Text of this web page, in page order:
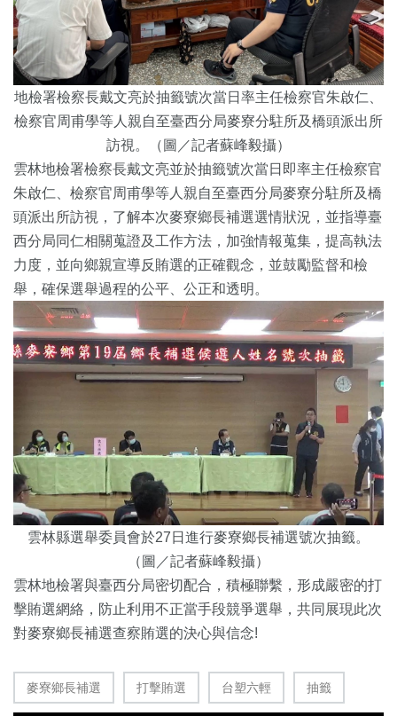
地檢署檢察長戴文亮於抽籤號次當日率主任檢察官朱啟仁、
檢察官周甫學等人親自至臺西分局麥寮分駐所及橋頭派出所
訪視。（圖／記者蘇峰毅攝）
雲林地檢署檢察長戴文亮並於抽籤號次當日即率主任檢察官
朱啟仁、檢察官周甫學等人親自至臺西分局麥寮分駐所及橋
頭派出所訪視，了解本次麥寮鄉長補選選情狀況，並指導臺
西分局同仁相關蒐證及工作方法，加強情報蒐集，提高執法
力度，並向鄉親宣導反賄選的正確觀念，並鼓勵監督和檢
舉，確保選舉過程的公平、公正和透明。
雲林縣選舉委員會於27日進行麥寮鄉長補選號次抽籤。
（圖／記者蘇峰毅攝）
雲林地檢署與臺西分局密切配合，積極聯繫，形成嚴密的打
擊賄選網絡，防止利用不正當手段競爭選舉，共同展現此次
對麥寮鄉長補選查察賄選的決心與信念!
麥寮鄉長補選 打擊賄選 台塑六輕 抽籤